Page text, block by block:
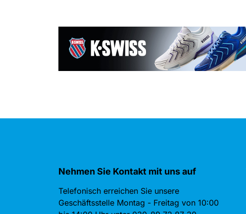
Nehmen Sie Kontakt mit uns auf
Telefonisch erreichen Sie unsere
Geschäftsstelle Montag - Freitag von 10:00